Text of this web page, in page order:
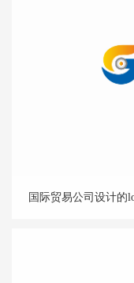
国际贸易Logo设计-